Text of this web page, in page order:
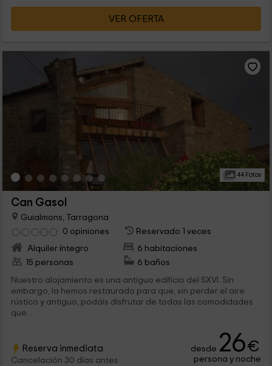
VER OFERTA
44 Fotos
Can Gasol
Guialmons, Tarragona
0 opiniones
Reservado 1 veces
Alquiler íntegro
6 habitaciones
15 personas
6 baños
Nuestro alojamiento es una antiguo edificio del SXVI. Sin
embargo, la hemos restaurado para que, sin perder el aire
rústico y antiguo, podáis disfrutar de todas las comodidades
que...
Reserva inmediata
Cancelación 30 días antes
desde 26€
persona y noche